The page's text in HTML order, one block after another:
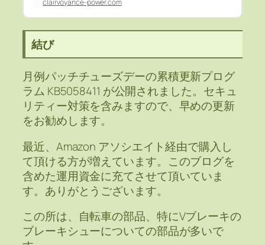
結び
月例パッチチューズデーの累積更新プログ
ラム KB5058411 が公開されました。セキュ
リティー対策を含みますので、早めの更新
をお勧めします。
最近、Amazon アソシエイト経由で購入し
て頂ける方が増えています。このブログを
含めた運用資金に充てさせて頂いていま
す。ありがとうございます。
この所は、自転車の部品、特にVブレーキの
ブレーキシューについての部品が多いで